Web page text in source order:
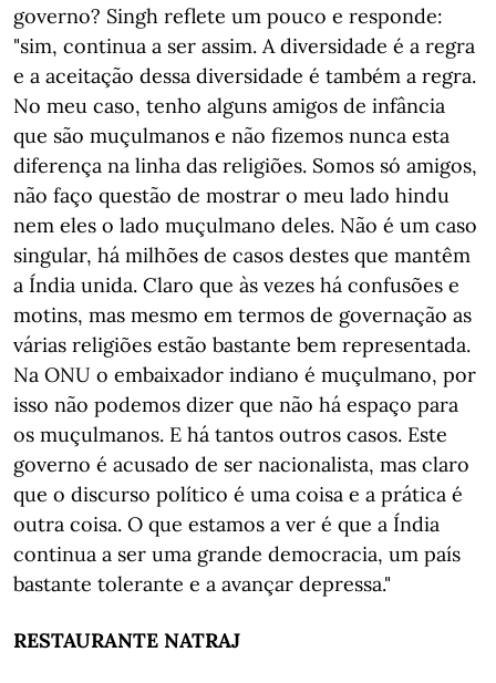
governo? Singh reflete um pouco e responde:
"sim, continua a ser assim. A diversidade é a regra
e a aceitação dessa diversidade é também a regra.
No meu caso, tenho alguns amigos de infância
que são muçulmanos e não fizemos nunca esta
diferença na linha das religiões. Somos só amigos,
não faço questão de mostrar o meu lado hindu
nem eles o lado muçulmano deles. Não é um caso
singular, há milhões de casos destes que mantêm
a Índia unida. Claro que às vezes há confusões e
motins, mas mesmo em termos de governação as
várias religiões estão bastante bem representada.
Na ONU o embaixador indiano é muçulmano, por
isso não podemos dizer que não há espaço para
os muçulmanos. E há tantos outros casos. Este
governo é acusado de ser nacionalista, mas claro
que o discurso político é uma coisa e a prática é
outra coisa. O que estamos a ver é que a Índia
continua a ser uma grande democracia, um país
bastante tolerante e a avançar depressa."
RESTAURANTE NATRAJ